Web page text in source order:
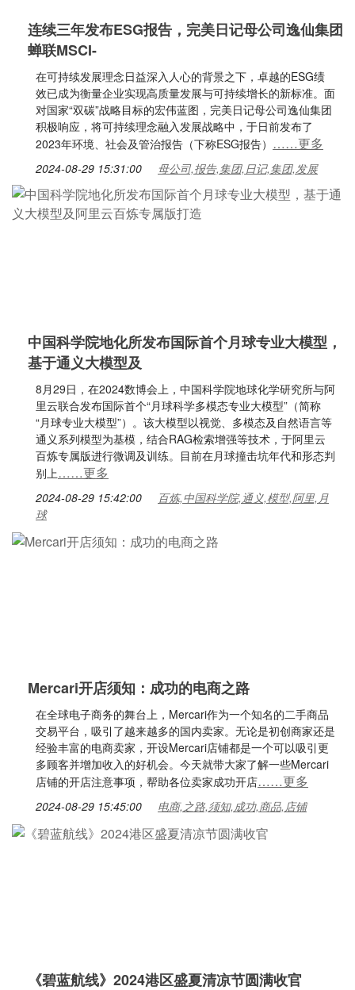
连续三年发布ESG报告，完美日记母公司逸仙集团
蝉联MSCI-
在可持续发展理念日益深入人心的背景之下，卓越的ESG绩
效已成为衡量企业实现高质量发展与可持续增长的新标准。面
对国家“双碳”战略目标的宏伟蓝图，完美日记母公司逸仙集团
积极响应，将可持续理念融入发展战略中，于日前发布了
2023年环境、社会及管治报告（下称ESG报告） ……更多
2024-08-29 15:31:00 母公司,报告,集团,日记,集团,发展
中国科学院地化所发布国际首个月球专业大模型，
基于通义大模型及
8月29日，在2024数博会上，中国科学院地球化学研究所与阿
里云联合发布国际首个“月球科学多模态专业大模型”（简称
“月球专业大模型”）。该大模型以视觉、多模态及自然语言等
通义系列模型为基模，结合RAG检索增强等技术，于阿里云
百炼专属版进行微调及训练。目前在月球撞击坑年代和形态判
别上……更多
2024-08-29 15:42:00
百炼,中国科学院,通义,模型,阿里,月
球
Mercari开店须知：成功的电商之路
在全球电子商务的舞台上，Mercari作为一个知名的二手商品
交易平台，吸引了越来越多的国内卖家。无论是初创商家还是
经验丰富的电商卖家，开设Mercari店铺都是一个可以吸引更
多顾客并增加收入的好机会。今天就带大家了解一些Mercari
店铺的开店注意事项，帮助各位卖家成功开店……更多
2024-08-29 15:45:00 电商,之路,须知,成功,商品,店铺
《碧蓝航线》2024港区盛夏清凉节圆满收官